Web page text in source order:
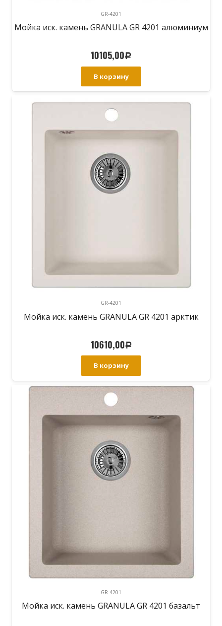
GR-4201
Мойка иск. камень GRANULA GR 4201 алюминиум
10105,00Р
В корзину
GR-4201
Мойка иск. камень GRANULA GR 4201 арктик
10610,00Р
В корзину
GR-4201
Мойка иск. камень GRANULA GR 4201 базальт